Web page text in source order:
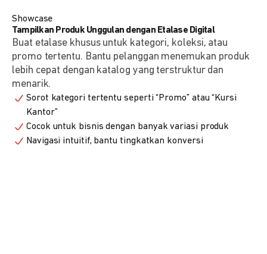
Showcase
Tampilkan Produk Unggulan dengan Etalase Digital
Buat etalase khusus untuk kategori, koleksi, atau
promo tertentu. Bantu pelanggan menemukan produk
lebih cepat dengan katalog yang terstruktur dan
menarik.
Sorot kategori tertentu seperti “Promo” atau “Kursi
Kantor”
Cocok untuk bisnis dengan banyak variasi produk
Navigasi intuitif, bantu tingkatkan konversi